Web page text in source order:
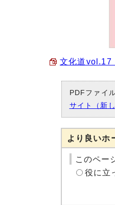
文化道vol.17
PDFファイ
サイト（新
より良いホ
このペー
役に立